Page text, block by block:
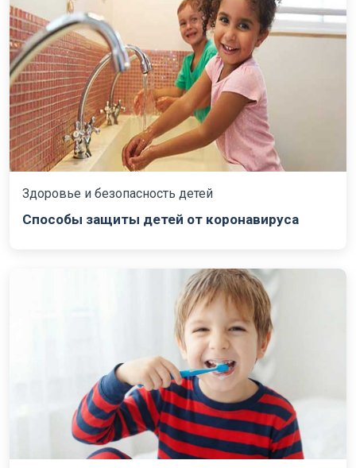
Здоровье и безопасность детей
Способы защиты детей от коронавируса